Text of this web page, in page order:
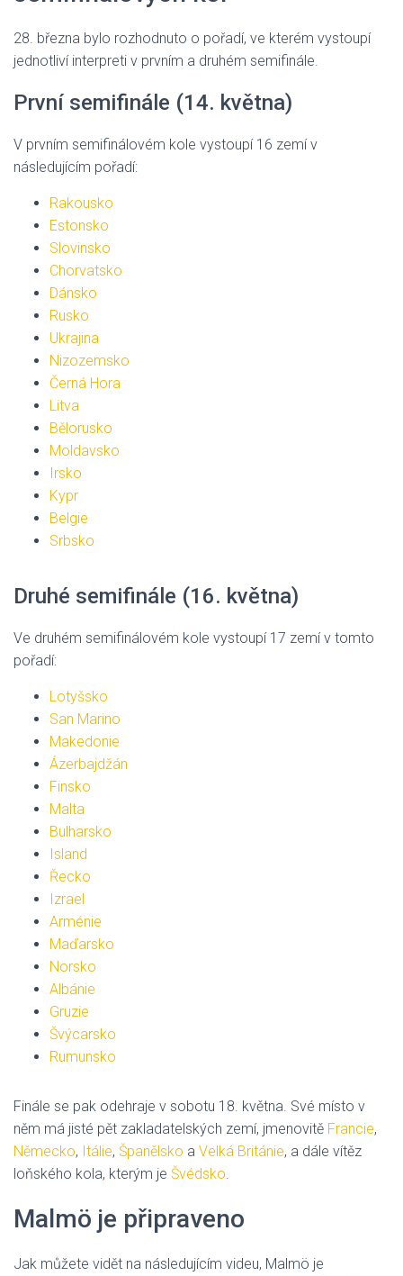
28. března bylo rozhodnuto o pořadí, ve kterém vystoupí
jednotliví interpreti v prvním a druhém semifinále.
První semifinále (14. května)
V prvním semifinálovém kole vystoupí 16 zemí v
následujícím pořadí:
Rakousko
Estonsko
Slovinsko
Chorvatsko
Dánsko
Rusko
Ukrajina
Nizozemsko
Černá Hora
Litva
Bělorusko
Moldavsko
Irsko
Kypr
Belgie
Srbsko
Druhé semifinále (16. května)
Ve druhém semifinálovém kole vystoupí 17 zemí v tomto
pořadí:
Lotyšsko
San Marino
Makedonie
Ázerbajdžán
Finsko
Malta
Bulharsko
Island
Řecko
Izrael
Arménie
Maďarsko
Norsko
Albánie
Gruzie
Švýcarsko
Rumunsko
Finále se pak odehraje v sobotu 18. května. Své místo v
něm má jisté pět zakladatelských zemí, jmenovitě Francie,
Německo, Itálie, Španělsko a Velká Británie, a dále vítěz
loňského kola, kterým je Švédsko
Malmö je připraveno
Jak můžete vidět na následujícím videu, Malmö je